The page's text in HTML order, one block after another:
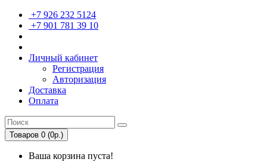
+7 926 232 5124
+7 901 781 39 10
Личный кабинет
Регистрация
Авторизация
Доставка
Оплата
Товаров 0 (0р.)
Ваша корзина пуста!